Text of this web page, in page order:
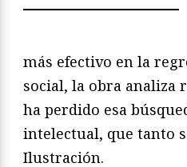
más efectivo en la
social, la obra analiza
ha perdido esa
intelectual, que tanto
Ilustración.